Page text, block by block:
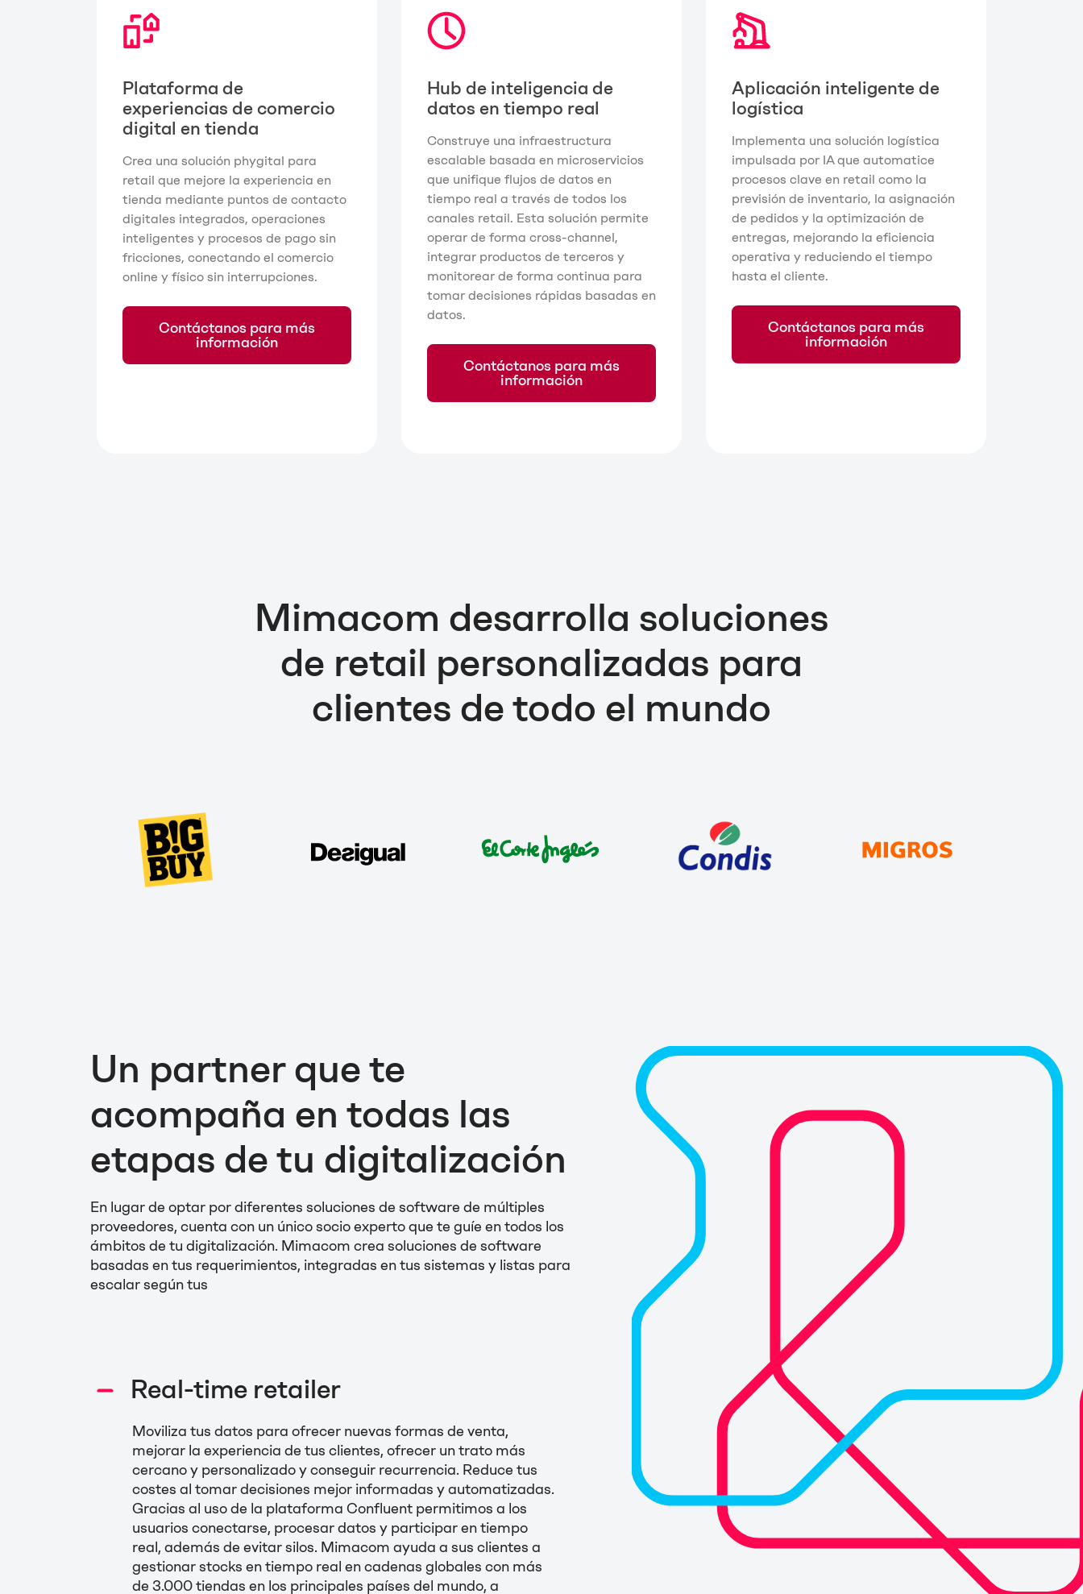
Plataforma de
experiencias de comercio
digital en tienda
Crea una solución phygital para
retail que mejore la experiencia en
tienda mediante puntos de contacto
digitales integrados, operaciones
inteligentes y procesos de pago sin
fricciones, conectando el comercio
online y físico sin interrupciones.
Contáctanos para más
información
Hub de inteligencia de
datos en tiempo real
Construye una infraestructura
escalable basada en microservicios
que unifique flujos de datos en
tiempo real a través de todos los
canales retail. Esta solución permite
operar de forma cross-channel,
integrar productos de terceros y
monitorear de forma continua para
tomar decisiones rápidas basadas en
datos.
Contáctanos para más
información
Aplicación inteligente de
logística
Implementa una solución logística
impulsada por IA que automatice
procesos clave en retail como la
previsión de inventario, la asignación
de pedidos y la optimización de
entregas, mejorando la eficiencia
operativa y reduciendo el tiempo
hasta el cliente.
Contáctanos para más
información
Mimacom desarrolla soluciones
de retail personalizadas para
clientes de todo el mundo
Un partner que te
acompaña en todas las
etapas de tu digitalización
En lugar de optar por diferentes soluciones de software de múltiples
proveedores, cuenta con un único socio experto que te guíe en todos los
ámbitos de tu digitalización. Mimacom crea soluciones de software
basadas en tus requerimientos, integradas en tus sistemas y listas para
escalar según tus
Real-time retailer
Moviliza tus datos para ofrecer nuevas formas de venta,
mejorar la experiencia de tus clientes, ofrecer un trato más
cercano y personalizado y conseguir recurrencia. Reduce tus
costes al tomar decisiones mejor informadas y automatizadas.
Gracias al uso de la plataforma Confluent permitimos a los
usuarios conectarse, procesar datos y participar en tiempo
real, además de evitar silos. Mimacom ayuda a sus clientes a
gestionar stocks en tiempo real en cadenas globales con más
de 3.000 tiendas en los principales países del mundo, a